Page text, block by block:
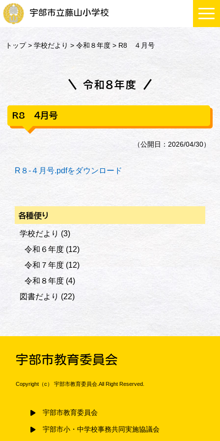
宇部市立藤山小学校
トップ>学校だより >令和８年度 > R8 ４月号
令和８年度
R8 ４月号
（公開日：2026/04/30）
R８-４月号.pdfをダウンロード
各種便り
学校だより (3)
令和６年度 (12)
令和７年度 (12)
令和８年度 (4)
図書だより (22)
宇部市教育委員会
Copyright（c） 宇部市教育委員会.All Right Reserved.
宇部市教育委員会
宇部市小・中学校事務共同実施協議会